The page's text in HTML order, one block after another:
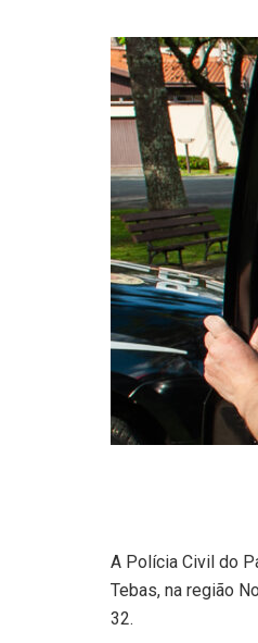
A Polícia Civil do
Tebas, na região
32.